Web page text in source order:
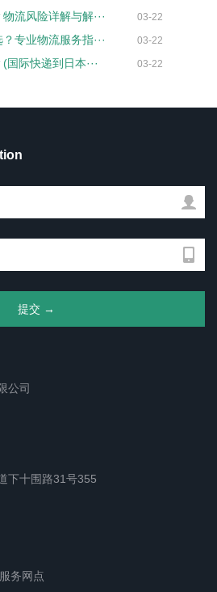
流风险详解与解··· 03-22
专业物流服务指··· 03-22
际快递到日本··· 03-22
公司
下十围路31号355
服务网点